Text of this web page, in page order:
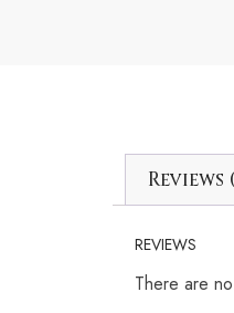
Reviews
REVIEWS
There are